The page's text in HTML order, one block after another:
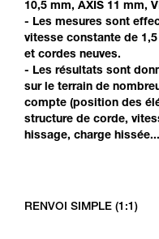
10,5 mm, AXIS 11 mm,
- Les mesures sont
vitesse constante de
et cordes neuves.
- Les résultats sont
sur le terrain de
compte (position des
structure de corde,
hissage, charge
RENVOI SIMPLE (1:1)